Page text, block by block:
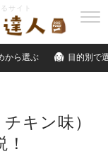
から選ぶ 目的別で
キン味）